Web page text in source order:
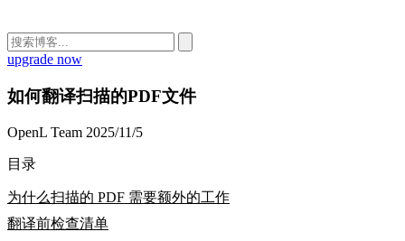
upgrade now
如何翻译扫描的PDF文件
OpenL Team 2025/11/5
目录
为什么扫描的 PDF 需要额外的工作
翻译前检查清单